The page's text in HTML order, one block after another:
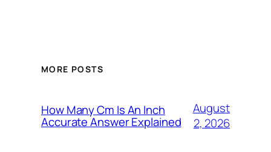
MORE POSTS
How Many Cm Is An Inch
Accurate Answer Explained
August
2, 2026